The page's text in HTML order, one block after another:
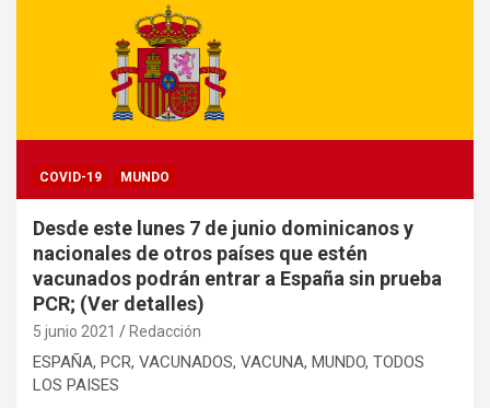
COVID-19 MUNDO
Desde este lunes 7 de junio dominicanos y
nacionales de otros países que estén
vacunados podrán entrar a España sin prueba
PCR; (Ver detalles)
5 junio 2021 Redacción
ESPAÑA, PCR, VACUNADOS, VACUNA, MUNDO, TODOS
LOS PAISES